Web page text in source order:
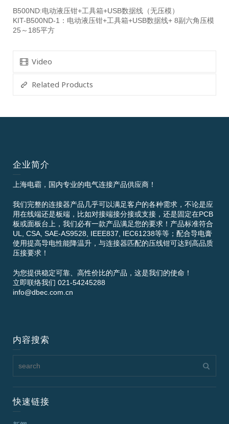
B500ND:电动液压钳+工具箱+USB数据线（无压模）
KIT-B500ND-1：电动液压钳+工具箱+USB数据线+ 8副六角压模
25～185平方
Video
Related Products
企业简介
上海电霸，国内专业的电气连接产品供应商！
我们完整的连接器产品几乎可以满足客户的各种需求，不论是应
用在线端还是板端，比如对接端接分接或支接，还是固定在PCB
板或面板台上，我们必有一款产品满足您的要求！产品标准符合
UL, CSA, SAE-AS9528, IEEE837, IEC61238等等；配合导电膏
使用提高导电性能降温升，与连接器匹配的压线钳可达到高品质
压接要求！
为您提供稳定可靠、高性价比的产品，这是我们的使命！
立即联络我们 021-54245288
info@dbec.com.cn
内容搜索
快速链接